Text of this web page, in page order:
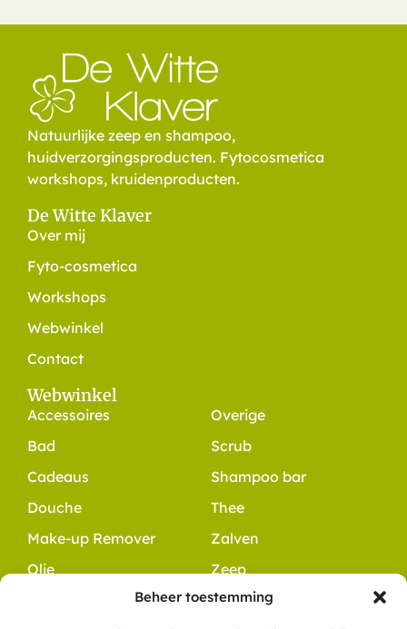
Beheer toestemming
Natuurlijke zeep en shampoo,
huidverzorgingsproducten. Fytocosmetica
workshops, kruidenproducten.
De Witte Klaver
Over mij
Fyto-cosmetica
Workshops
Webwinkel
Contact
Webwinkel
Accessoires
Bad
Cadeaus
Douche
Make-up Remover
Olie
Overige
Scrub
Shampoo bar
Thee
Zalven
Zeep